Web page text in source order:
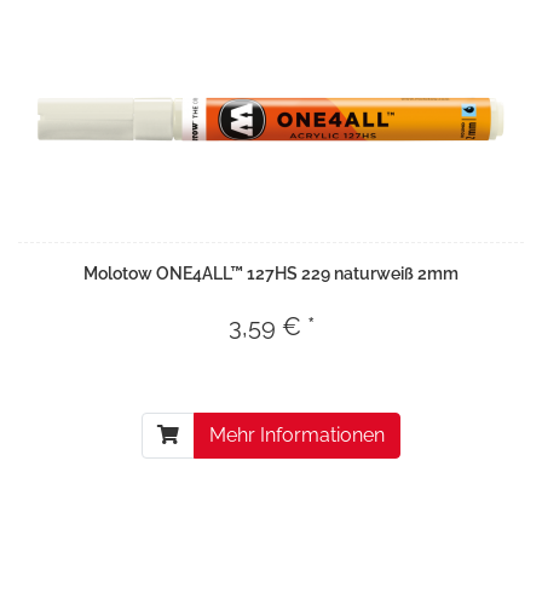
Molotow ONE4ALL™ 127HS 229 naturweiß 2mm
3,59 € *
Mehr Informationen